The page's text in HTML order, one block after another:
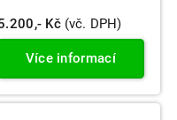
Kč (vč. DPH)
Více informací